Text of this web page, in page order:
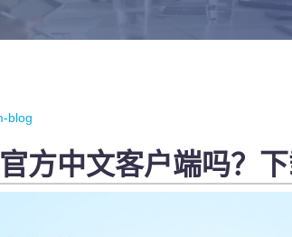
blog
方中文客户端吗？